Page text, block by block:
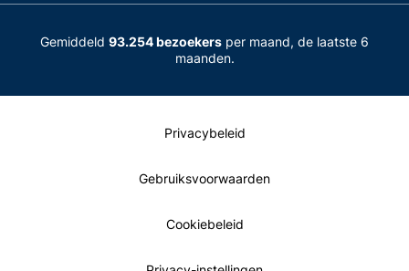
Gemiddeld 93.254 bezoekers per maand, de laatste 6
maanden.
Privacybeleid
Gebruiksvoorwaarden
Cookiebeleid